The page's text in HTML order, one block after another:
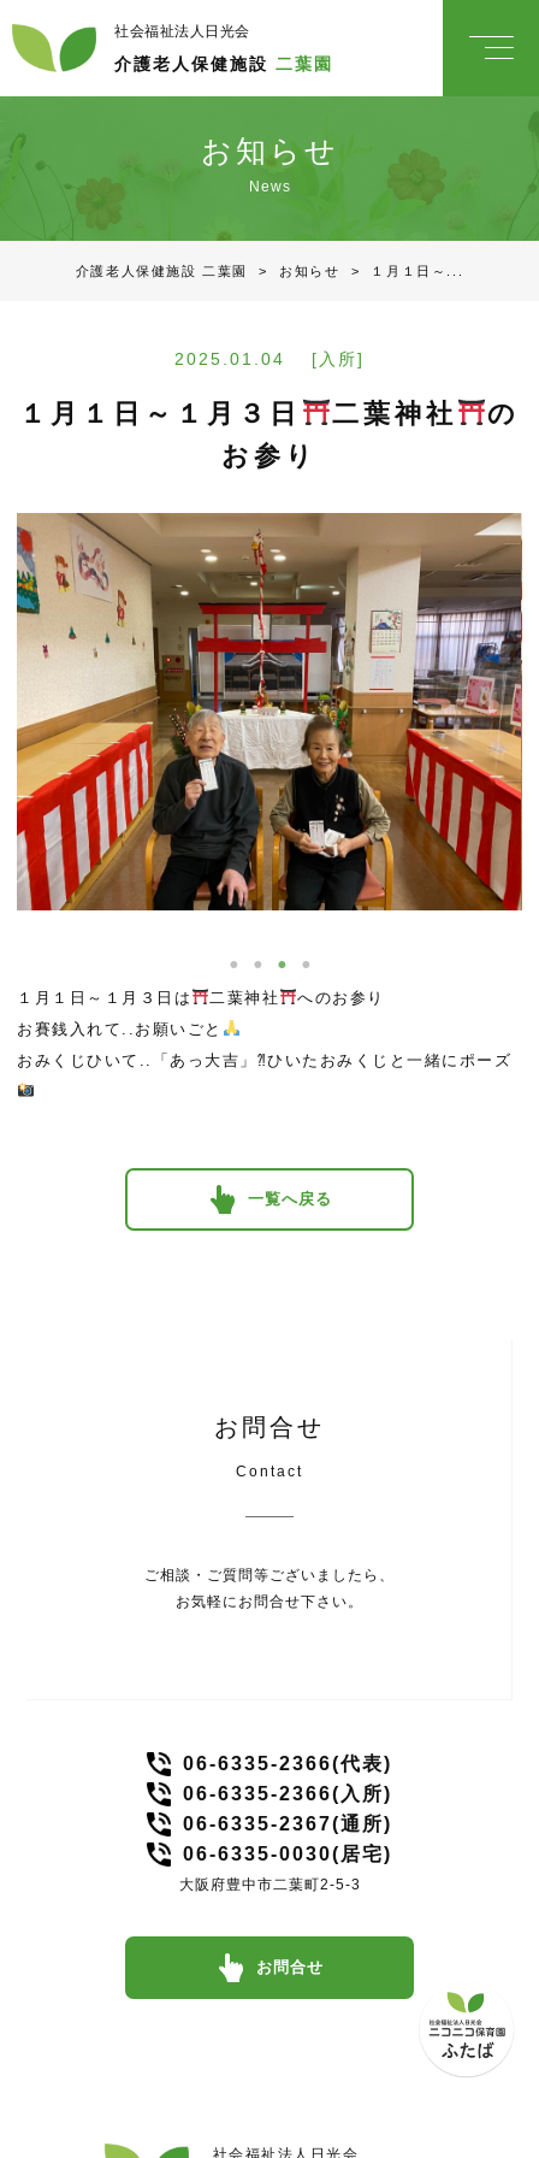
社会福祉法人日光会
介護老人保健施設 二葉園
お知らせ
News
介護老人保健施設 二葉園 > お知らせ > １月１日～...
2025.01.04 [入所]
１月１日～１月３日 二葉神社
の
お参り
１月１日～１月３日は 二葉神社
へのお参り
お賽銭入れて..お願いごと
おみくじひいて..「あっ大吉」⁈ひいたおみくじと一緒にポーズ
一覧へ戻る
お問合せ
Contact
ご相談・ご質問等ございましたら、
お気軽にお問合せ下さい。
06-6335-2366(代表)
06-6335-2366(入所)
06-6335-2367(通所)
06-6335-0030(居宅)
大阪府豊中市二葉町2-5-3
お問合せ
社会福祉法人日光会